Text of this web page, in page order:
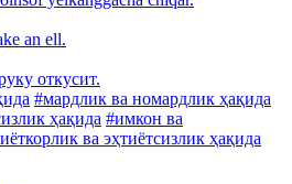
an ell.
откусит.
#мардлик ва номардлик ҳақида
ҳақида #имкон ва
ва эҳтиётсизлик ҳақида